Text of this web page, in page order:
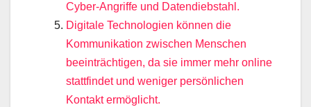
Cyber-Angriffe und Datendiebstahl.
Digitale Technologien können die
Kommunikation zwischen Menschen
beeinträchtigen, da sie immer mehr online
stattfindet und weniger persönlichen
Kontakt ermöglicht.